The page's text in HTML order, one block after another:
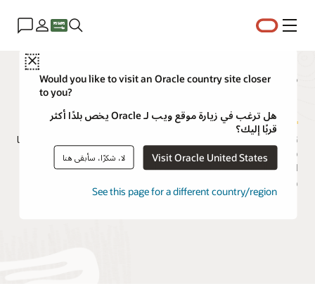
القائمة
Close
Would you like to visit an Oracle country site closer
to you?
هل ترغب في زيارة موقع ويب لـ Oracle يخص بلدًا أكثر
قربًا إليك؟
Visit Oracle United States لا، شكرًا، سأبقى هنا
See this page for a different country/region
مستكشف إمكانات التحليلات
تقدم Oracle تجربة مستخدم Redwood متسقة عبر جميع التطبيقات، بما
في ذلك تطبيقات SaaS وخدمات التكنولوجيا. بالإضافة إلى تسجيل
الدخول الموحد، يمكن للمستخدمين إكمال مهام العمل دون التبديل إلى
واجهة مختلفة.